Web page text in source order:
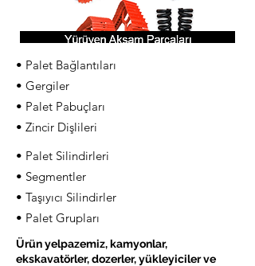
• Palet Bağlantıları
• Gergiler
• Palet Pabuçları
• Zincir Dişlileri
• Palet Silindirleri
• Segmentler
• Taşıyıcı Silindirler
• Palet Grupları
Ürün yelpazemiz, kamyonlar,
ekskavatörler, dozerler, yükleyiciler ve